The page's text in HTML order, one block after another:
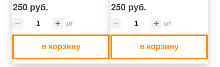
250 руб.
шт
в корзину
250 руб.
шт
в корзину